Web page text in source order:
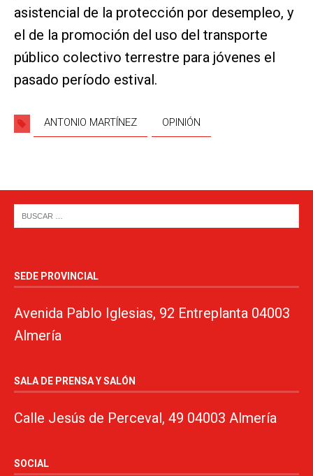
asistencial de la protección por desempleo, y
el de la promoción del uso del transporte
público colectivo terrestre para jóvenes el
pasado período estival.
ANTONIO MARTÍNEZ OPINIÓN
SEDE PROVINCIAL
Avenida Pablo Iglesias, 92 Entreplanta 04003
Almería
SALA DE PRENSA Y SALÓN
Calle Jesús de Perceval, 49 04003 Almería
SOCIAL